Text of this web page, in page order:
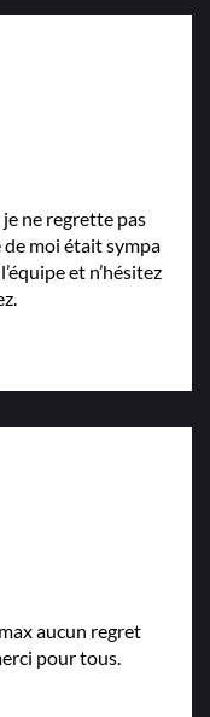
ne regrette pas
de moi était sympa
et n’hésitez
aucun regret
pour tous.